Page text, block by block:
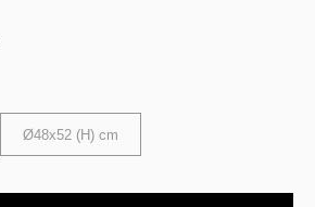
Ø48x52 (H) cm